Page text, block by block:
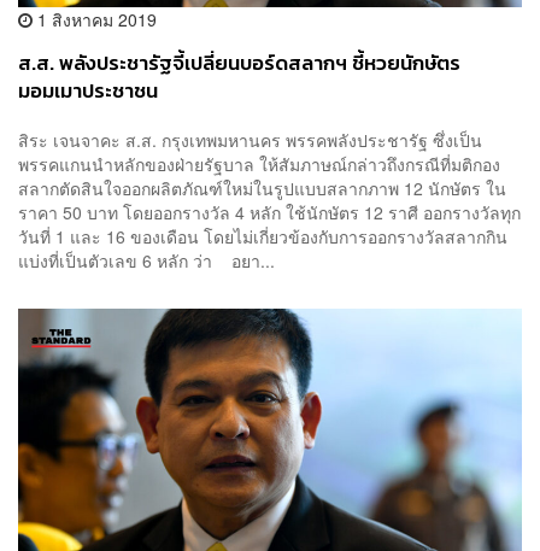
1 สิงหาคม 2019
ส.ส. พลังประชารัฐจี้เปลี่ยนบอร์ดสลากฯ ชี้หวยนักษัตร
มอมเมาประชาชน
สิระ เจนจาคะ ส.ส. กรุงเทพมหานคร พรรคพลังประชารัฐ ซึ่งเป็น
พรรคแกนนำหลักของฝ่ายรัฐบาล ให้สัมภาษณ์กล่าวถึงกรณีที่มติกอง
สลากตัดสินใจออกผลิตภัณฑ์ใหม่ในรูปแบบสลากภาพ 12 นักษัตร ใน
ราคา 50 บาท โดยออกรางวัล 4 หลัก ใช้นักษัตร 12 ราศี ออกรางวัลทุก
วันที่ 1 และ 16 ของเดือน โดยไม่เกี่ยวข้องกับการออกรางวัลสลากกิน
แบ่งที่เป็นตัวเลข 6 หลัก ว่า อยา...